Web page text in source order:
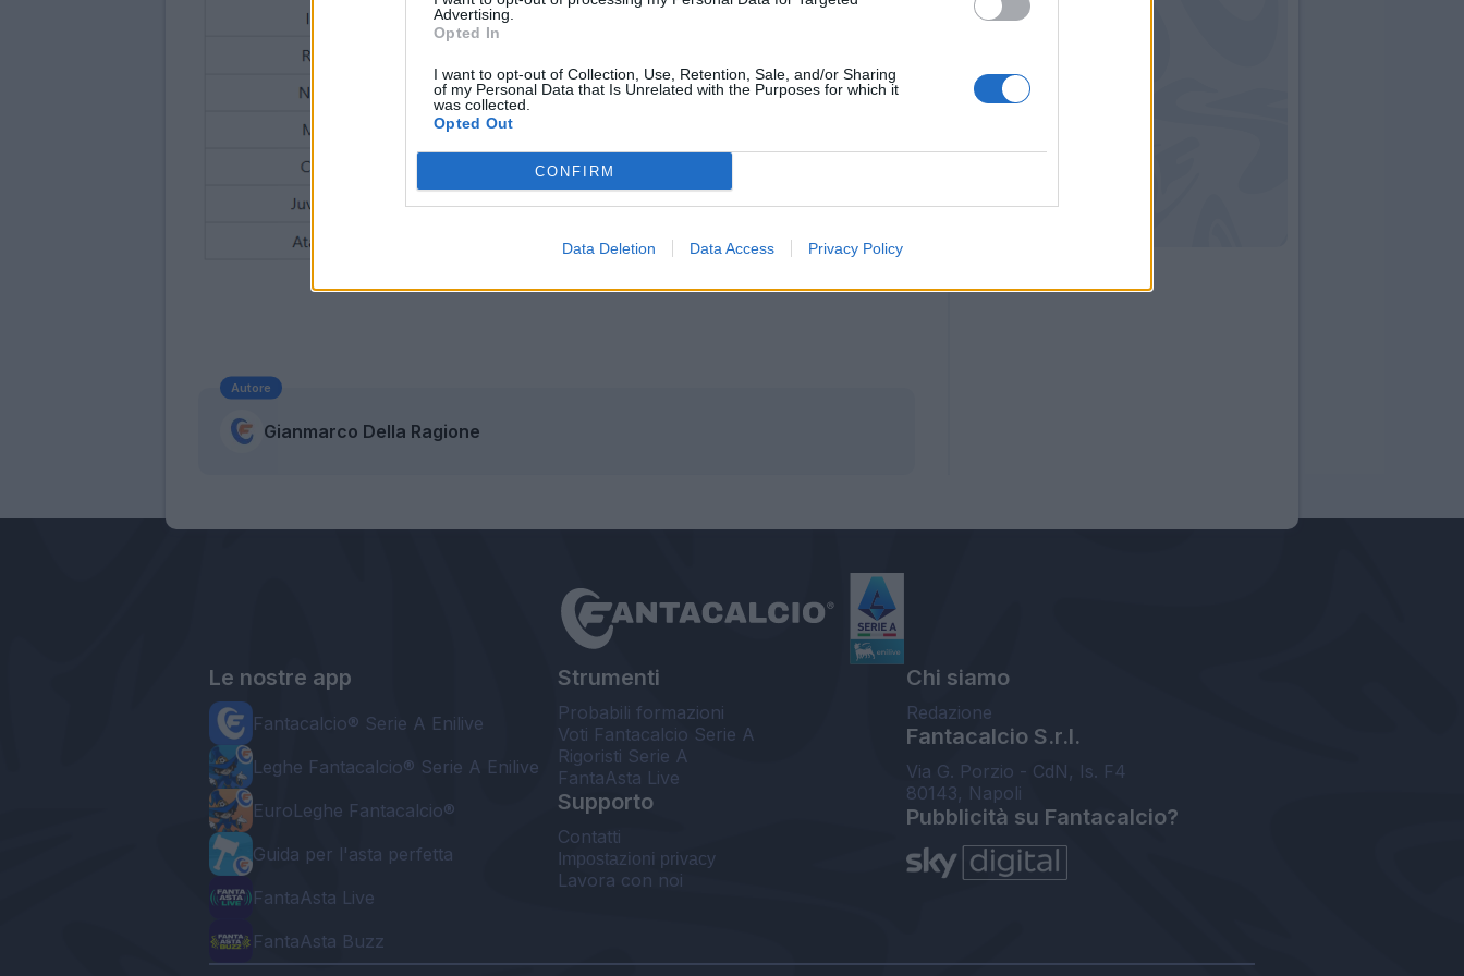
Advertising.
Opted In
I want to opt-out of Collection, Use, Retention, Sale, and/or Sharing
of my Personal Data that Is Unrelated with the Purposes for which it
was collected.
Opted Out
CONFIRM
Data Deletion Data Access Privacy Policy
Autore
Gianmarco Della Ragione
Le nostre app
Fantacalcio® Serie A Enilive
Leghe Fantacalcio® Serie A Enilive
EuroLeghe Fantacalcio®
Guida per l'asta perfetta
FantaAsta Live
FantaAsta Buzz
Strumenti
Probabili formazioni
Voti Fantacalcio Serie A
Rigoristi Serie A
FantaAsta Live
Supporto
Contatti
Impostazioni privacy
Lavora con noi
Chi siamo
Redazione
Fantacalcio S.r.l.
Via G. Porzio - CdN, Is. F4
80143, Napoli
Pubblicità su Fantacalcio?